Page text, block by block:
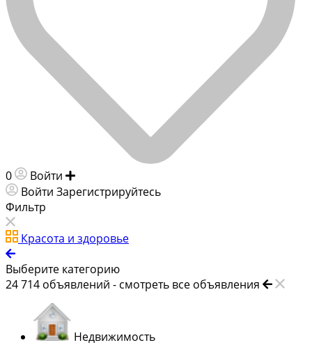
0 Войти
Войти Зарегистрируйтесь
Фильтр
Красота и здоровье
Выберите категорию
24 714 объявлений - смотреть все объявления
Недвижимость